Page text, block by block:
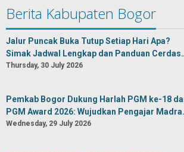
Berita Kabupaten Bogor
Jalur Puncak Buka Tutup Setiap Hari Apa?
Simak Jadwal Lengkap dan Panduan
Thursday, 30 July 2026
Pemkab Bogor Dukung Harlah PGM ke-18
PGM Award 2026: Wujudkan Pengajar
Wednesday, 29 July 2026